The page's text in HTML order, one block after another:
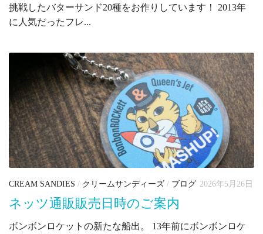
挑戦したバターサンド20種をお作りしています！ 2013年
に人気だったフレ...
CREAM SANDIES / クリームサンディーズ / ブログ 2026年5月26日
ネッツ通販販売日時のご案内
ボンボンロケットの新たな船出。 13年前にボンボンロケ